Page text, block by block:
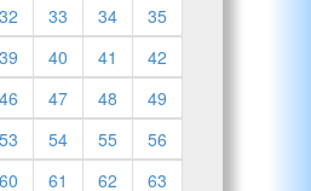
32 33 34
35
39 40 41
42
46 47 48
49
53 54 55
56
60 61 62
63